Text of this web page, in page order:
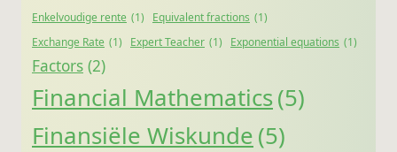
Enkelvoudige rente (1) Equivalent fractions (1)
Exchange Rate (1) Expert Teacher (1) Exponential equations (1)
Factors (2)
Financial Mathematics(5)
Finansiële Wiskunde(5)